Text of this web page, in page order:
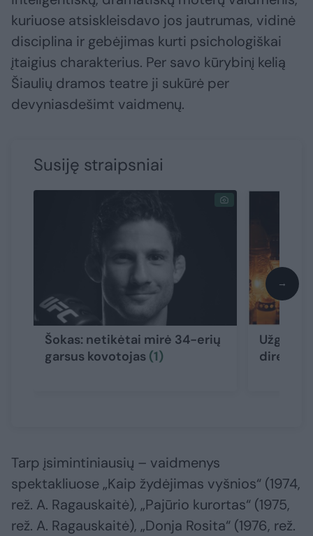
kuriuose atsiskleisdavo jos jautrumas, vidinė
disciplina ir gebėjimas kurti psichologiškai
įtaigius charakterius. Per savo kūrybinį kelią
Šiaulių dramos teatre ji sukūrė per
devyniasdešimt vaidmenų.
Susiję straipsniai
Šokas: netikėtai mirė 34-erių
garsus kovotojas (1)
Užgeso
→
Tarp įsimintiniausių – vaidmenys
spektakliuose „Kaip žydėjimas vyšnios“ (1974,
rež. A. Ragauskaitė), „Pajūrio kurortas“ (1975,
rež. A. Ragauskaitė), „Donja Rosita“ (1976, rež.